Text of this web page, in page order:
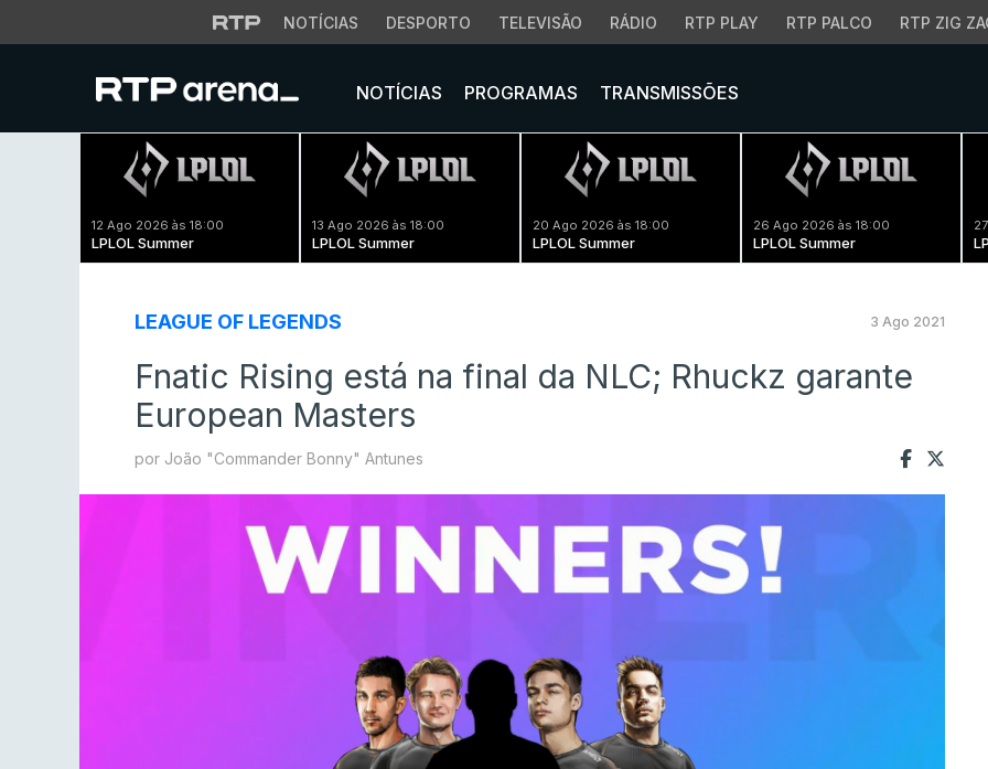
NOTÍCIAS DESPORTO TELEVISÃO RÁDIO RTP PLAY RTP PALCO RTP ZIG
NOTÍCIAS PROGRAMAS TRANSMISSÕES
12 Ago 2026 às 18:00
LPLOL Summer
13 Ago 2026 às 18:00
LPLOL Summer
20 Ago 2026 às 18:00
LPLOL Summer
26 Ago 2026 às 18:00
LPLOL Summer
LEAGUE OF LEGENDS 3 Ago 2021
Fnatic Rising está na final da NLC; Rhuckz garante
European Masters
por João "Commander Bonny" Antunes